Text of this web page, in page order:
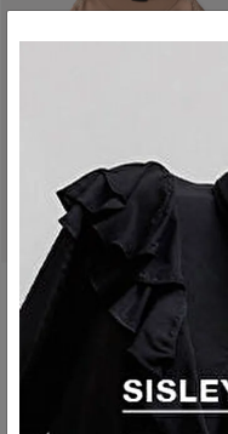
KADIN BEJ %100 VISKOZ
OMUZ NAKIŞ DETAYLI GENIŞ
2.999,99 TL